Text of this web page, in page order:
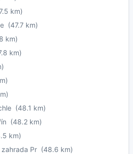
km)
(47.7 km)
km)
km)
(48.1 km)
(48.2 km)
km)
Pr (48.6 km)